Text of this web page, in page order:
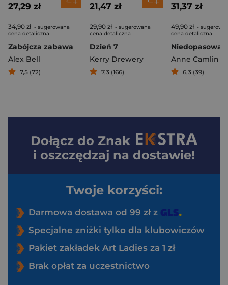
27,29 zł
34,90 zł - sugerowana
cena detaliczna
Zabójcza zabawa
Alex Bell
7,5 (72)
21,47 zł
29,90 zł - sugerowana
cena detaliczna
Dzień 7
Kerry Drewery
7,3 (166)
31,37 zł
49,90 zł -
cena detaliczna
Anne Camlin
6,3 (39)
Dołącz do Znak
i oszczędzaj na dostawie!
Twoje korzyści:
Darmowa dostawa od 99 zł z
Specjalne zniżki tylko dla klubowiczów
Pakiet zakładek Art Ladies za 1 zł
Brak opłat za uczestnictwo